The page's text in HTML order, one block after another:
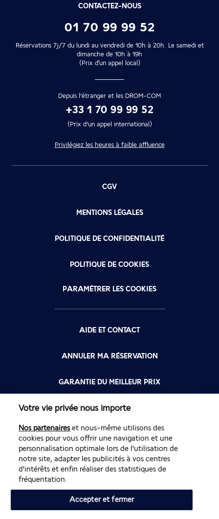
CONTACTEZ-NOUS
01 70 99 99 52
Réservations 7j/7 du lundi au vendredi de 10h à 20h. Le samedi et
dimanche de 10h à 19h
(Prix d'un appel local)
Depuis l’étranger et les DROM-COM
+33 1 70 99 99 52
(Prix d’un appel international)
Privilégiez les heures à faible affluence
CGV
MENTIONS LÉGALES
POLITIQUE DE CONFIDENTIALITÉ
POLITIQUE DE COOKIES
PARAMÉTRER LES COOKIES
AIDE ET CONTACT
ANNULER MA RÉSERVATION
GARANTIE DU MEILLEUR PRIX
FLYING BLUE
FLEXIBILITÉ
Site édité par PerfectStay.com en partenariat avec Air France. Les
ventes sont réalisées par PerfectStay.com
Votre vie privée nous importe
Nos partenaireset nous-même utilisons des
cookies pour vous offrir une navigation et une
personnalisation optimale lors de l'utilisation de
notre site, adapter les publicités à vos centres
d'intérêts et enfin réaliser des statistiques de
fréquentation.
Accepter et fermer